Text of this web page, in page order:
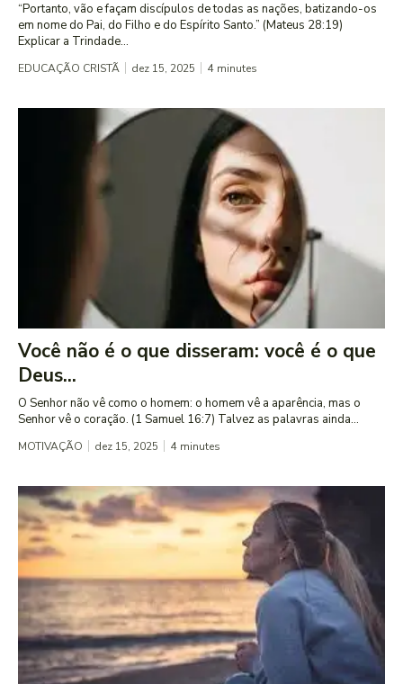
“Portanto, vão e façam discípulos de todas as nações, batizando-os
em nome do Pai, do Filho e do Espírito Santo.” (Mateus 28:19)
Explicar a Trindade...
EDUCAÇÃO CRISTÃ dez 15, 2025 4 minutes
Você não é o que disseram: você é o que
Deus...
O Senhor não vê como o homem: o homem vê a aparência, mas o
Senhor vê o coração. (1 Samuel 16:7) Talvez as palavras ainda...
MOTIVAÇÃO dez 15, 2025 4 minutes